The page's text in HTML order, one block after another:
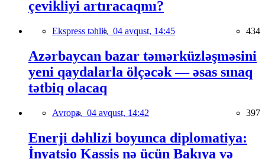
çevikliyi artıracaqmı?
Ekspress təhlil, 04 avqust, 14:45 434
Azərbaycan bazar təmərküzləşməsini
yeni qaydalarla ölçəcək — əsas sınaq
tətbiq olacaq
Avropa, 04 avqust, 14:42 397
Enerji dəhlizi boyunca diplomatiya:
İnyatsio Kassis nə üçün Bakıya və